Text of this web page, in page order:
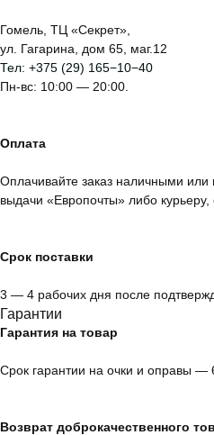
Гомель, ТЦ «Секрет»,
ул. Гагарина, дом 65, маг.12
Тел: +375 (29) 165−10−40
Пн-вс: 10:00 — 20:00.
Оплата
Оплачивайте заказ наличными или
выдачи «Европочты» либо курьеру,
Срок поставки
3 — 4 рабочих дня после
Гарантии
Гарантия на товар
Срок гарантии на очки и оправы —
Возврат доброкачественного